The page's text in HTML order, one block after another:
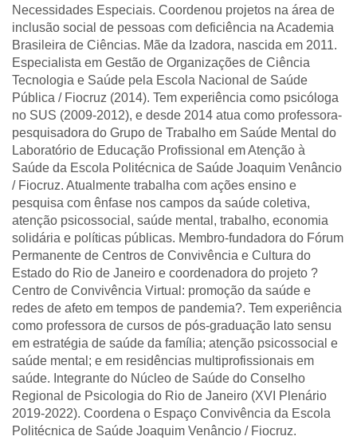
Necessidades Especiais. Coordenou projetos na área de
inclusão social de pessoas com deficiência na Academia
Brasileira de Ciências. Mãe da Izadora, nascida em 2011.
Especialista em Gestão de Organizações de Ciência
Tecnologia e Saúde pela Escola Nacional de Saúde
Pública / Fiocruz (2014). Tem experiência como psicóloga
no SUS (2009-2012), e desde 2014 atua como professora-
pesquisadora do Grupo de Trabalho em Saúde Mental do
Laboratório de Educação Profissional em Atenção à
Saúde da Escola Politécnica de Saúde Joaquim Venâncio
/ Fiocruz. Atualmente trabalha com ações ensino e
pesquisa com ênfase nos campos da saúde coletiva,
atenção psicossocial, saúde mental, trabalho, economia
solidária e políticas públicas. Membro-fundadora do Fórum
Permanente de Centros de Convivência e Cultura do
Estado do Rio de Janeiro e coordenadora do projeto ?
Centro de Convivência Virtual: promoção da saúde e
redes de afeto em tempos de pandemia?. Tem experiência
como professora de cursos de pós-graduação lato sensu
em estratégia de saúde da família; atenção psicossocial e
saúde mental; e em residências multiprofissionais em
saúde. Integrante do Núcleo de Saúde do Conselho
Regional de Psicologia do Rio de Janeiro (XVI Plenário
2019-2022). Coordena o Espaço Convivência da Escola
Politécnica de Saúde Joaquim Venâncio / Fiocruz.